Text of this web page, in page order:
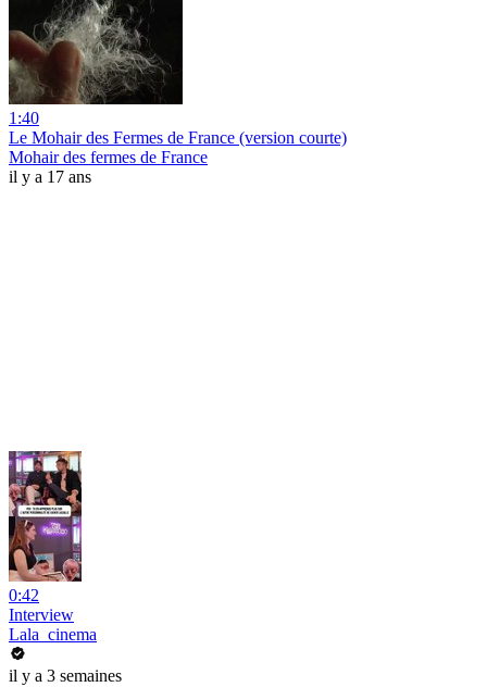
1:40
Le Mohair des Fermes de France (version courte)
Mohair des fermes de France
il y a 17 ans
0:42
Interview
Lala_cinema
il y a 3 semaines